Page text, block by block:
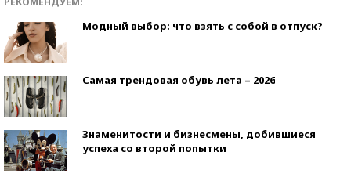
Модный выбор: что взять с собой в отпуск?
Самая трендовая обувь лета – 2026
Знаменитости и бизнесмены, добившиеся
успеха со второй попытки